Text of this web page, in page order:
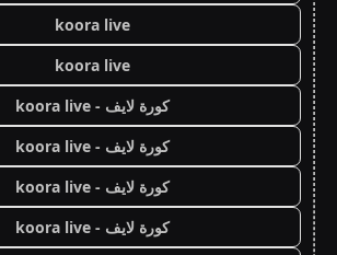
koora live
koora live
كورة لايف - koora live
كورة لايف - koora live
كورة لايف - koora live
كورة لايف - koora live